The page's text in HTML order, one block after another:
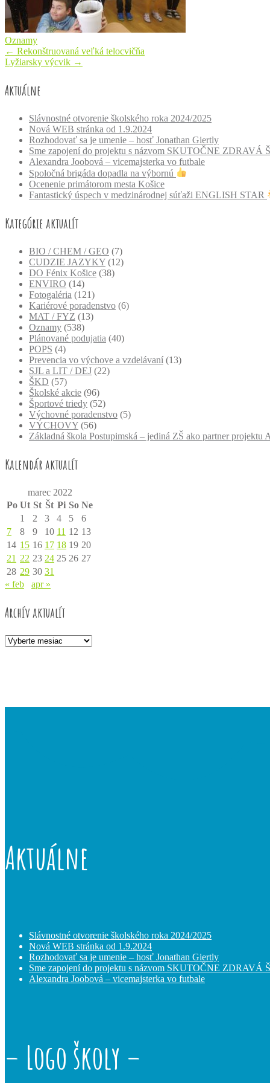
Oznamy
Post
navigation
← Rekonštruovaná veľká telocvičňa
Lyžiarsky výcvik →
Aktuálne
Slávnostné otvorenie školského roka 2024/2025
Nová WEB stránka od 1.9.2024
Rozhodovať sa je umenie – hosť Jonathan Giertly
Sme zapojení do projektu s názvom SKUTOČNE ZDRAVÁ
Alexandra Joobová – vicemajsterka vo futbale
Spoločná brigáda dopadla na výbornú
Ocenenie primátorom mesta Košice
Fantastický úspech v medzinárodnej súťaži ENGLISH STAR
Kategórie aktualít
BIO / CHEM / GEO (7)
CUDZIE JAZYKY (12)
DO Fénix Košice (38)
ENVIRO (14)
Fotogaléria (121)
Kariérové poradenstvo (6)
MAT / FYZ (13)
Oznamy (538)
Plánované podujatia (40)
POPS (4)
Prevencia vo výchove a vzdelávaní (13)
SJL a LIT / DEJ (22)
ŠKD (57)
Školské akcie (96)
Športové triedy (52)
Výchovné poradenstvo (5)
VÝCHOVY (56)
Základná škola Postupimská – jediná ZŠ ako partner projektu
Kalendár aktualít
marec 2022
Po Ut St Št Pi So Ne
1
2 3 4 5
6
7
8 9 10 11 12 13
14 15 16 17 18 19 20
21 22 23 24 25 26 27
28 29 30 31
« feb
apr »
Archív aktualít
Archív
Aktuálne
Slávnostné otvorenie školského roka 2024/2025
Nová WEB stránka od 1.9.2024
Rozhodovať sa je umenie – hosť Jonathan Giertly
Sme zapojení do projektu s názvom SKUTOČNE ZDRAVÁ
Alexandra Joobová – vicemajsterka vo futbale
– Logo školy –